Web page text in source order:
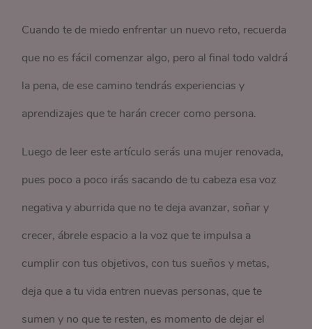
Cuando te de miedo enfrentar un nuevo reto, recuerda
que no es fácil comenzar algo, pero al final todo valdrá
la pena, de ese camino tendrás experiencias y
aprendizajes que te harán crecer como persona.
Luego de leer este artículo serás una mujer renovada,
pues poco a poco irás sacando de tu cabeza esa voz
negativa y aburrida que no te deja avanzar, soñar y
crecer, ábrele espacio a la voz que te impulsa a
cumplir con tus objetivos, con tus sueños y metas,
deja que a tu vida entren nuevas personas, que te
sumen y no que te resten, es momento de dejar el